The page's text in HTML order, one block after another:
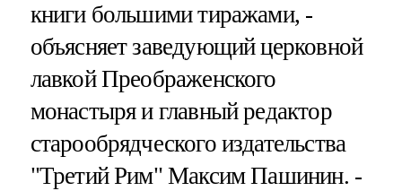
книги большими тиражами, -
объясняет заведующий церковной
лавкой Преображенского
монастыря и главный редактор
старообрядческого издательства
"Третий Рим" Максим Пашинин. -